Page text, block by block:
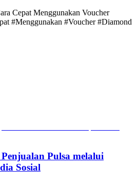
Cepat Menggunakan Voucher
#Menggunakan #Voucher #Diamond
Pulsa melalui
Sosial